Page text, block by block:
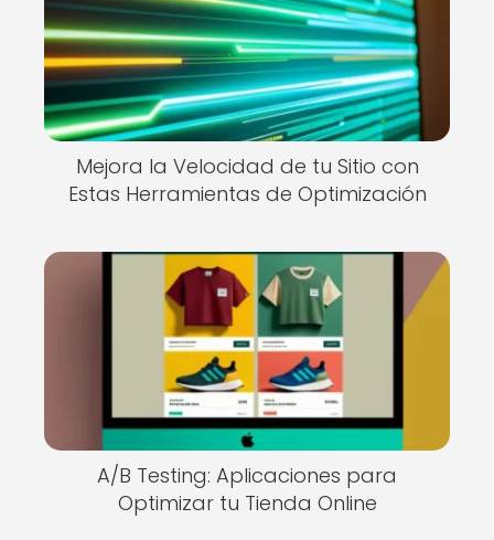
Mejora la Velocidad de tu Sitio con
Estas Herramientas de Optimización
A/B Testing: Aplicaciones para
Optimizar tu Tienda Online